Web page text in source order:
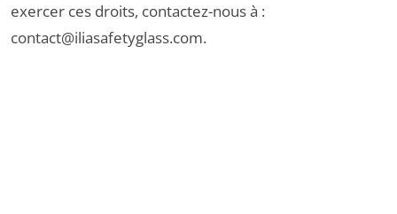
exercer ces droits, contactez-nous à :
contact@iliasafetyglass.com.